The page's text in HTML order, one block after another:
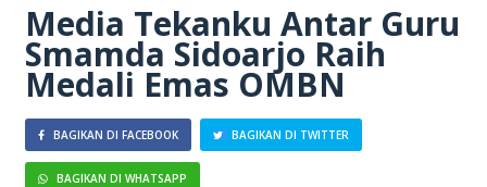
Media Tekanku Antar Guru
Smamda Sidoarjo Raih
Medali Emas OMBN
BAGIKAN DI FACEBOOK BAGIKAN DI TWITTER
BAGIKAN DI WHATSAPP